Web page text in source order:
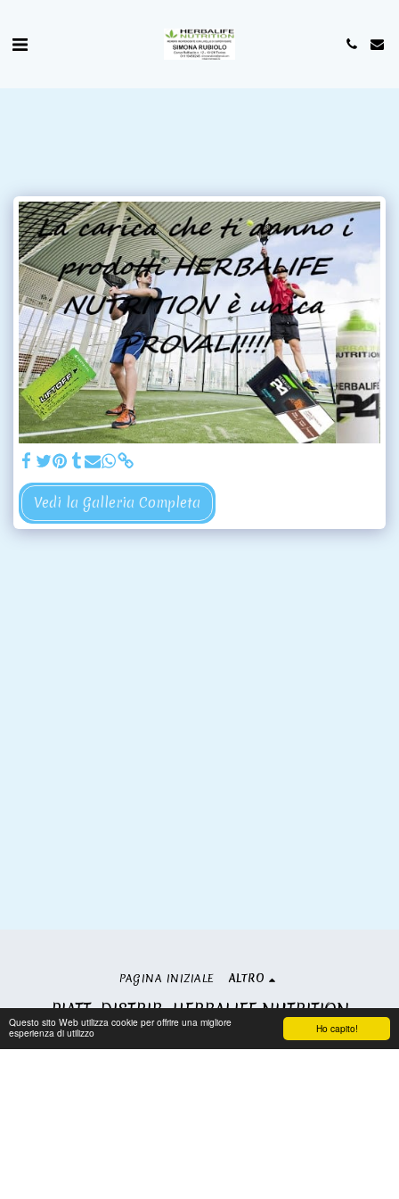
Ho capito!
Questo sito Web utilizza cookie per offrire una migliore
esperienza di utilizzo
Vedi la Galleria Completa
PIATT. DISTRIB. HERBALIFE NUTRITION
Copyright © 2026 Tutti i diritti riservati
Condizioni|Privacy
PAGINA INIZIALE ALTRO